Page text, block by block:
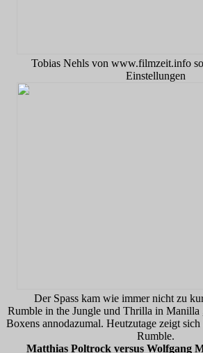
Tobias Nehls von www.filmzeit.info
Einstellungen
Der Spass kam wie immer nicht zu
Rumble in the Jungle und Thrilla in Manilla
Boxens annodazumal. Heutzutage zeigt
Rumble.
Matthias Poltrock versus Wolfgang